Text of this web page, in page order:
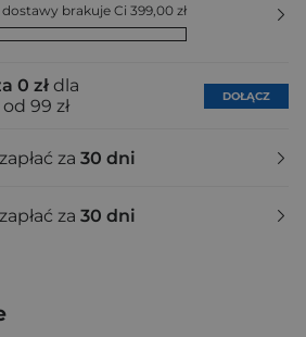
brakuje Ci 399,00 zł
0 zł dla
99 zł
DOŁĄCZ
za 30 dni
za 30 dni